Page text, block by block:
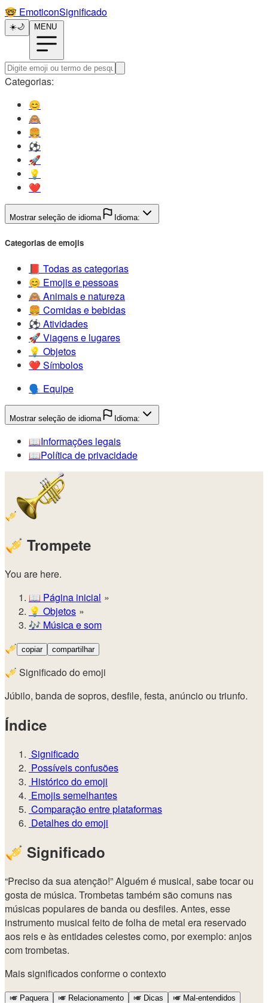
🤓️ EmoticonSignificado
☀️🌙 MENU
Categorias:
😊️
🙈️
🍔️
⚽️
🚀️
💡️
❤️
Mostrar seleção de idioma Idioma:
Categorias de emojis
📕️ Todas as categorias
😊️ Emojis e pessoas
🙈️ Animais e natureza
🍔️ Comidas e bebidas
⚽️ Atividades
🚀️ Viagens e lugares
💡️ Objetos
❤️ Símbolos
🗣️ Equipe
Mostrar seleção de idioma Idioma:
📖️Informações legais
📖️Política de privacidade
🎺
🎺 Trompete
You are here.
📖 Página inicial
💡️ Objetos
🎶 Música e som
🎺 copiar compartilhar
🎺 Significado do emoji
Júbilo, banda de sopros, desfile, festa, anúncio ou triunfo.
Índice
Significado
Possíveis confusões
Histórico do emoji
Emojis semelhantes
Comparação entre plataformas
Detalhes do emoji
🎺 Significado
“Preciso da sua atenção!” Alguém é musical, sabe tocar ou
gosta de música. Trombetas também são comuns nas
músicas populares de banda ou desfiles. Antes, esse
instrumento musical feito de folha de metal era reservado
aos reis e às entidades celestes como, por exemplo: anjos
com trombetas.
Mais significados conforme o contexto
🎺 Paquera 🎺 Relacionamento 🎺 Dicas 🎺 Mal-entendidos